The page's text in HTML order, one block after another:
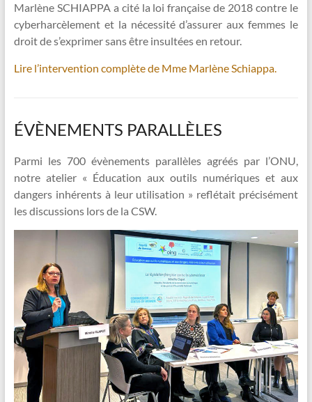
Marlène SCHIAPPA a cité la loi française de 2018 contre le
cyberharcèlement et la nécessité d’assurer aux femmes le
droit de s’exprimer sans être insultées en retour.
Lire l’intervention complète de Mme Marlène Schiappa.
ÉVÈNEMENTS PARALLÈLES
Parmi les 700 évènements parallèles agréés par l’ONU,
notre atelier « Éducation aux outils numériques et aux
dangers inhérents à leur utilisation » reflétait précisément
les discussions lors de la CSW.